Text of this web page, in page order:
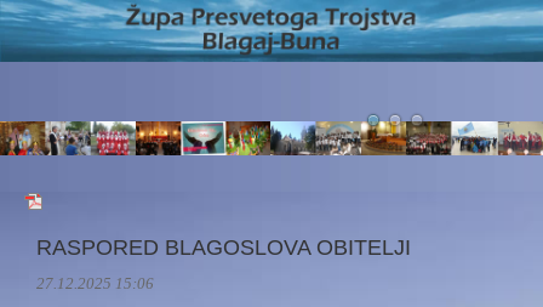
RASPORED BLAGOSLOVA OBITELJI
27.12.2025 15:06